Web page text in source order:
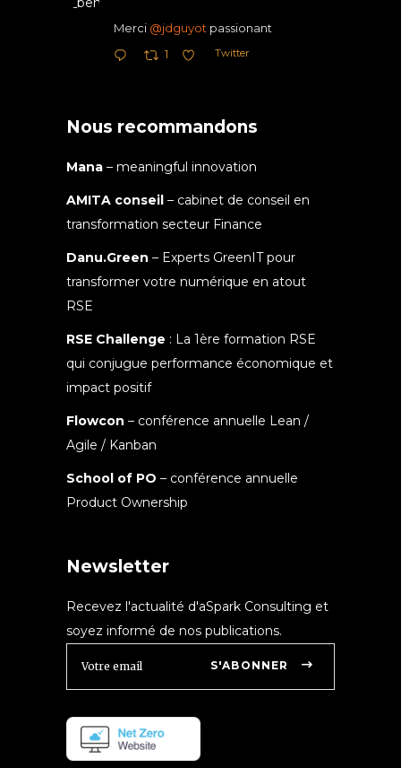
Merci @jdguyot passionant
1 Twitter
Nous recommandons
Mana – meaningful innovation
AMITA conseil – cabinet de conseil en
transformation secteur Finance
Danu.Green – Experts GreenIT pour
transformer votre numérique en atout
RSE
RSE Challenge : La 1ère formation RSE
qui conjugue performance économique et
impact positif
Flowcon – conférence annuelle Lean /
Agile / Kanban
School of PO – conférence annuelle
Product Ownership
Newsletter
Recevez l'actualité d'aSpark Consulting et
soyez informé de nos publications.
S'ABONNER